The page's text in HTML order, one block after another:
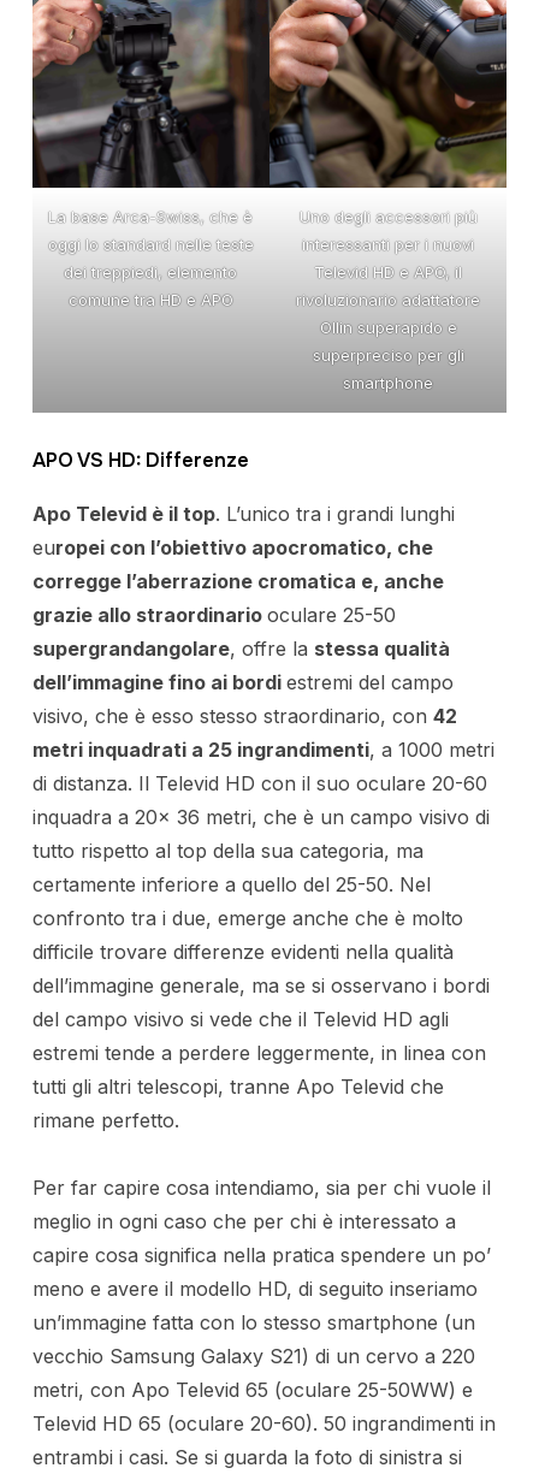
La base Arca-Swiss, che è
oggi lo standard nelle teste
dei treppiedi, elemento
comune tra HD e APO
Uno degli accessori più
interessanti per i nuovi
Televid HD e APO, il
rivoluzionario adattatore
Ollin superapido e
superpreciso per gli
smartphone
APO VS HD: Differenze
Apo Televid è il top. L’unico tra i grandi lunghi
europei con l’obiettivo apocromatico, che
corregge l’aberrazione cromatica e, anche
grazie allo straordinario oculare 25-50
supergrandangolare, offre la stessa qualità
dell’immagine fino ai bordi estremi del campo
visivo, che è esso stesso straordinario, con 42
metri inquadrati a 25 ingrandimenti, a 1000 metri
di distanza. Il Televid HD con il suo oculare 20-60
inquadra a 20x 36 metri, che è un campo visivo di
tutto rispetto al top della sua categoria, ma
certamente inferiore a quello del 25-50. Nel
confronto tra i due, emerge anche che è molto
difficile trovare differenze evidenti nella qualità
dell’immagine generale, ma se si osservano i bordi
del campo visivo si vede che il Televid HD agli
estremi tende a perdere leggermente, in linea con
tutti gli altri telescopi, tranne Apo Televid che
rimane perfetto.
Per far capire cosa intendiamo, sia per chi vuole il
meglio in ogni caso che per chi è interessato a
capire cosa significa nella pratica spendere un po’
meno e avere il modello HD, di seguito inseriamo
un’immagine fatta con lo stesso smartphone (un
vecchio Samsung Galaxy S21) di un cervo a 220
metri, con Apo Televid 65 (oculare 25-50WW) e
Televid HD 65 (oculare 20-60). 50 ingrandimenti in
entrambi i casi. Se si guarda la foto di sinistra si